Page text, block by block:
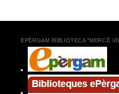
EPÈRGAM BIBLIOTECA "MERCÈ